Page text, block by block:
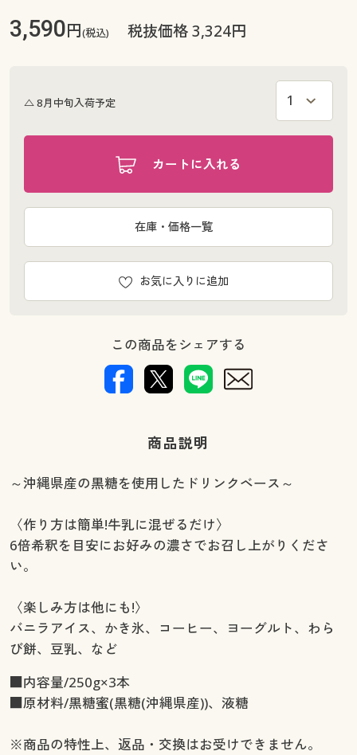
よくある質問とお問い合わせ
3,590円(税込) 税抜価格 3,324円
△8月中旬入荷予定
カートに入れる
お気に入りに追加
在庫・価格一覧
この商品をシェアする
商品説明
～沖縄県産の黒糖を使用したドリンクベース～
〈作り方は簡単!牛乳に混ぜるだけ〉
6倍希釈を目安にお好みの濃さでお召し上がりくださ
い。
〈楽しみ方は他にも!〉
バニラアイス、かき氷、コーヒー、ヨーグルト、わら
び餅、豆乳、など
■内容量/250g×3本
■原材料/黒糖蜜(黒糖(沖縄県産))、液糖
※商品の特性上、返品・交換はお受けできません。